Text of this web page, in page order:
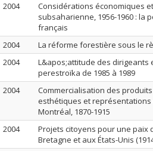
2004
Considérations économiques
subsaharienne, 1956-1960 : la
français
2004
La réforme forestière sous le
2004
L&apos;attitude des dirigeants
perestroïka de 1985 à 1989
2004
Commercialisation des
esthétiques et représentations
Montréal, 1870-1915
2004
Projets citoyens pour une paix
Bretagne et aux États-Unis